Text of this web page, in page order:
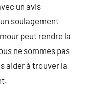
un avis
soulagement
peut rendre la
ne sommes pas
aider à trouver la